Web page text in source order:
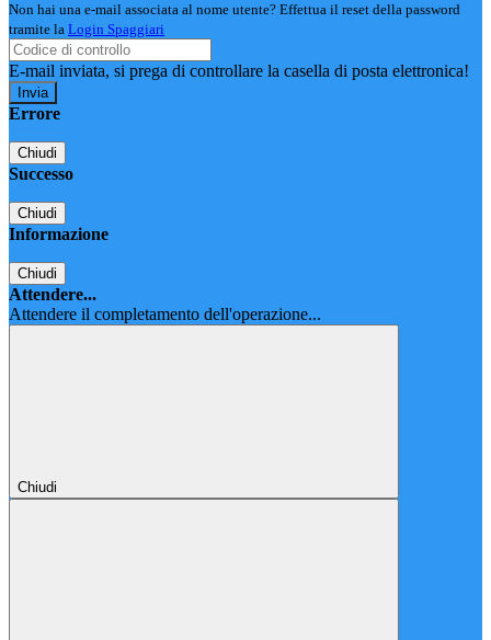
Non hai una e-mail associata al nome utente? Effettua il reset della password
tramite la Login Spaggiari
E-mail inviata, si prega di controllare la casella di posta elettronica!
Errore
Chiudi
Successo
Chiudi
Informazione
Chiudi
Attendere...
Attendere il completamento dell'operazione...
Chiudi